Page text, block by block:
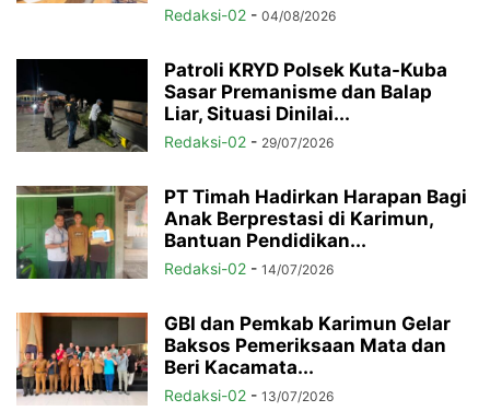
Redaksi-02 - 04/08/2026
Patroli KRYD Polsek Kuta-Kuba
Sasar Premanisme dan Balap
Liar, Situasi Dinilai...
Redaksi-02 - 29/07/2026
PT Timah Hadirkan Harapan Bagi
Anak Berprestasi di Karimun,
Bantuan Pendidikan...
Redaksi-02 - 14/07/2026
GBI dan Pemkab Karimun Gelar
Baksos Pemeriksaan Mata dan
Beri Kacamata...
Redaksi-02 - 13/07/2026